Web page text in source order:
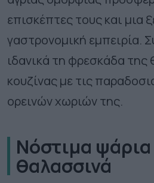
επισκέπτες τους και μια
γαστρονομική εμπειρία.
ιδανικά τη φρεσκάδα της
κουζίνας με τις
ορεινών χωριών της.
Νόστιμα ψάρια
θαλασσινά